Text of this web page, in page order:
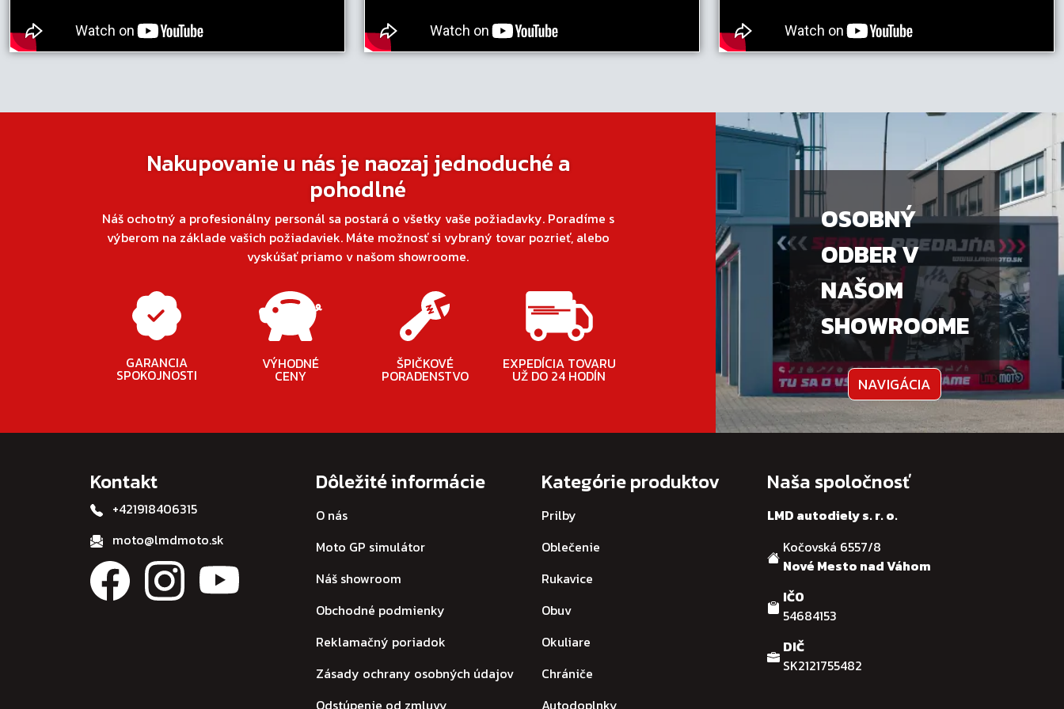
Nakupovanie u nás je naozaj jednoduché a
pohodlné
Náš ochotný a profesionálny personál sa postará o všetky vaše požiadavky. Poradíme s
výberom na základe vašich požiadaviek. Máte možnosť si vybraný tovar pozrieť, alebo
vyskúšať priamo v našom showroome.
GARANCIA
SPOKOJNOSTI
VÝHODNÉ
CENY
ŠPIČKOVÉ
PORADENSTVO
EXPEDÍCIA TOVARU
UŽ DO 24 HODÍN
OSOBNÝ
ODBER V
NAŠOM
SHOWROOME
NAVIGÁCIA
Kontakt
+421918406315
moto@lmdmoto.sk
Dôležité informácie
O nás
Moto GP simulátor
Náš showroom
Obchodné podmienky
Reklamačný poriadok
Zásady ochrany osobných údajov
Odstúpenie od zmluvy
Kategórie produktov
Prilby
Oblečenie
Rukavice
Obuv
Okuliare
Chrániče
Autodoplnky
Naša spoločnosť
LMD autodiely s. r. o.
Kočovská 6557/8
Nové Mesto nad Váhom
IČO
54684153
DIČ
SK2121755482